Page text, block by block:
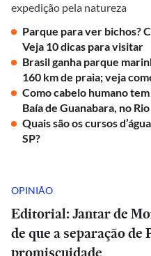
expedição pela natureza
Parque para ver bichos?
Veja 10 dicas para visitar
Brasil ganha parque
160 km de praia; veja
Como cabelo humano
Baía de Guanabara, no Rio
Quais são os cursos
SP?
OPINIÃO
Editorial: Jantar de
de que a separação